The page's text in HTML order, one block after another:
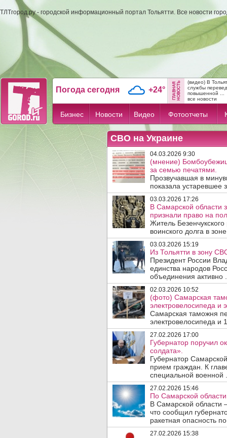
ТЛТгород.ру - городской информационный портал Тольятти. Все новости
Погода сегодня +24°
(видео) В
службы
повышенной ...
все новости
Бизнес Новости Видео Фотоотчеты
СВО на Украине
04.03.2026 9:30
(мнение)
за семью печатями.
Прозвучавшая в
показала
03.03.2026 17:26
В Самарской области
признали право на
Житель
воинского долга в
03.03.2026 15:19
Из Тольятти в зону
Президент России
единства народов
объединения активно
02.03.2026 10:52
(фото) Самарская
электровелосипеда и
Самарская таможня
электровелосипеда и
27.02.2026 17:00
Губернатор поручил
солдата».
Губернатор
прием граждан. К
специальной военной
27.02.2026 15:46
По Самарской
В Самарской области
что сообщил
ракетная опасность
27.02.2026 15:38